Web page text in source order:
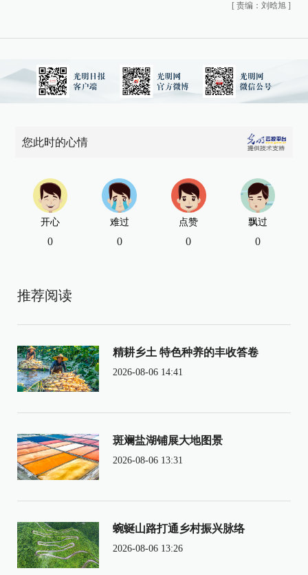
[ 责编：刘晗旭 ]
您此时的心情
开心
0
难过
0
点赞
0
飘过
0
推荐阅读
精耕乡土 特色种养的丰收答卷
2026-08-06 14:41
斑斓盐湖铺展大地图景
2026-08-06 13:31
蜿蜒山路打通乡村振兴脉络
2026-08-06 13:26